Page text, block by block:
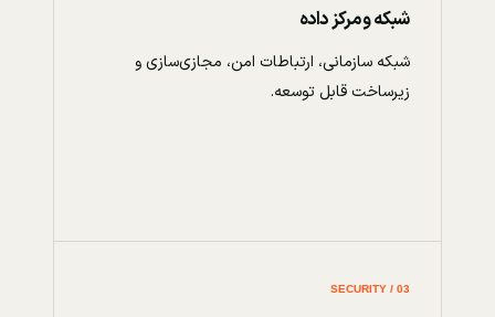
شبکه و مرکز داده
شبکه سازمانی، ارتباطات امن، مجازی‌سازی و
زیرساخت قابل توسعه.
03 / SECURITY